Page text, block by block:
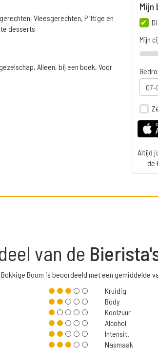
Vleesgerechten, Pittige en
desserts
Alleen, bij een boek, Voor
Mijn
Mijn
Altijd
de
van de
Boom is beoordeeld met een gemiddelde
Kruidig
Body
Koolzuur
Alcohol
Intensit.
Nasmaak